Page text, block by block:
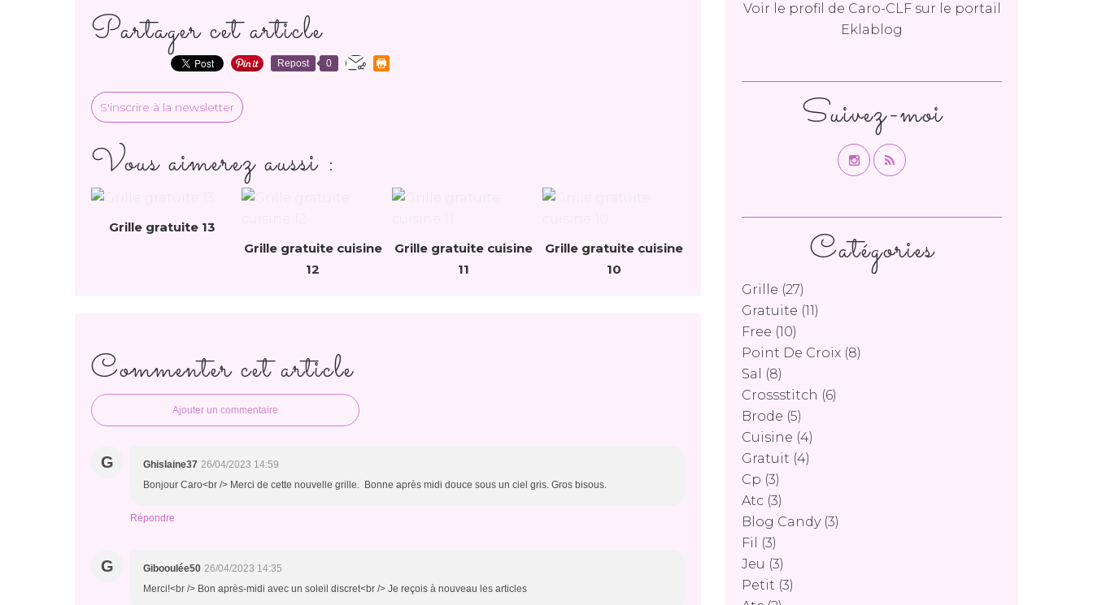
Partager cet article
Repost 0
S'inscrire à la newsletter
Vous aimerez aussi :
Grille gratuite 13
Grille gratuite cuisine
12
Grille gratuite cuisine
11
Grille gratuite cuisine
10
Commenter cet article
Ajouter un commentaire
G Ghislaine37 26/04/2023 14:59
Bonjour Caro<br /> Merci de cette nouvelle grille. Bonne après midi douce sous un ciel gris. Gros bisous.
Répondre
G Gibooulée50 26/04/2023 14:35
Merci!<br /> Bon après-midi avec un soleil discret<br /> Je reçois à nouveau les articles
Catégories
Grille (27)
Gratuite (11)
Free (10)
Point De Croix (8)
Sal
(8)
Crossstitch (6)
Brode (5)
Cuisine (4)
Gratuit (4)
Cp (3)
Atc (3)
Blog Candy(3)
Fil
(3)
Jeu (3)
Petit (3)
Suivez-moi
Voir le profil de Caro-CLFsur le portail
Eklablog